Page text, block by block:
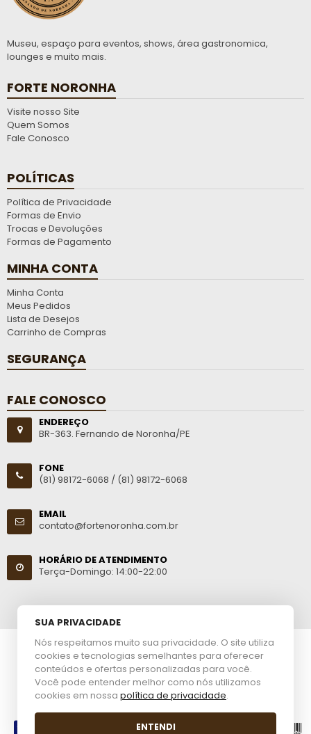
Museu, espaço para eventos, shows, área gastronomica,
lounges e muito mais.
FORTE NORONHA
Visite nosso Site
Quem Somos
Fale Conosco
POLÍTICAS
Política de Privacidade
Formas de Envio
Trocas e Devoluções
Formas de Pagamento
MINHA CONTA
Minha Conta
Meus Pedidos
Lista de Desejos
Carrinho de Compras
SEGURANÇA
FALE CONOSCO
ENDEREÇO
BR-363. Fernando de Noronha/PE
FONE
(81) 98172-6068 / (81) 98172-6068
EMAIL
contato@fortenoronha.com.br
HORÁRIO DE ATENDIMENTO
Terça-Domingo: 14:00-22:00
© 2023 Forte Noronha. CNPJ: 45.343.593/0001-27. Todos os
direitos reservados.
Esta loja virtual utiliza tecnologia daGet Commerce
SUA PRIVACIDADE
Nós respeitamos muito sua privacidade. O site utiliza
cookies e tecnologias semelhantes para oferecer
conteúdos e ofertas personalizadas para você.
Você pode entender melhor como nós utilizamos
cookies em nossa política de privacidade.
ENTENDI